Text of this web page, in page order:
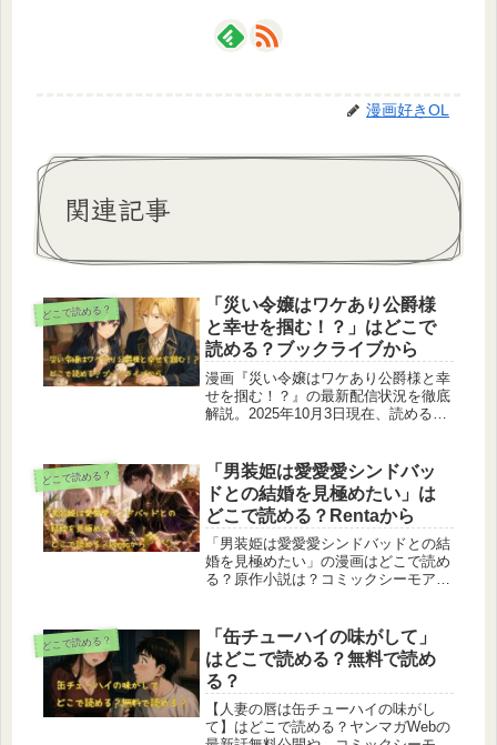
漫画好きOL
関連記事
どこで読める？
「災い令嬢はワケあり公爵様
と幸せを掴む！？」はどこで
読める？ブックライブから
漫画『災い令嬢はワケあり公爵様と幸
せを掴む！？』の最新配信状況を徹底
解説。2025年10月3日現在、読めるの
対象です。DMMブックス、
ebookjapan、コミックシーモアなど他
の大手電子書店では未配信のため、今
すぐ読みたい方はブックライブ一択。
独占配信の理由や最新巻の情報も含め
て、どこで読めるのかを詳しくまとめ
ています。
どこで読める？
「男装姫は愛愛愛シンドバッ
ドとの結婚を見極めたい」は
どこで読める？Rentaから
「男装姫は愛愛愛シンドバッドとの結
婚を見極めたい」の漫画はどこで読め
る？原作小説は？コミックシーモアや
サイト・読めないサイトを一覧表でわ
かりやすく解説し、今すぐ読める方法
や今後の配信可能性まで詳しくまとめ
ています。
どこで読める？
「缶チューハイの味がして」
はどこで読める？無料で読め
る？
【人妻の唇は缶チューハイの味がし
て】はどこで読める？ヤンマガWebの